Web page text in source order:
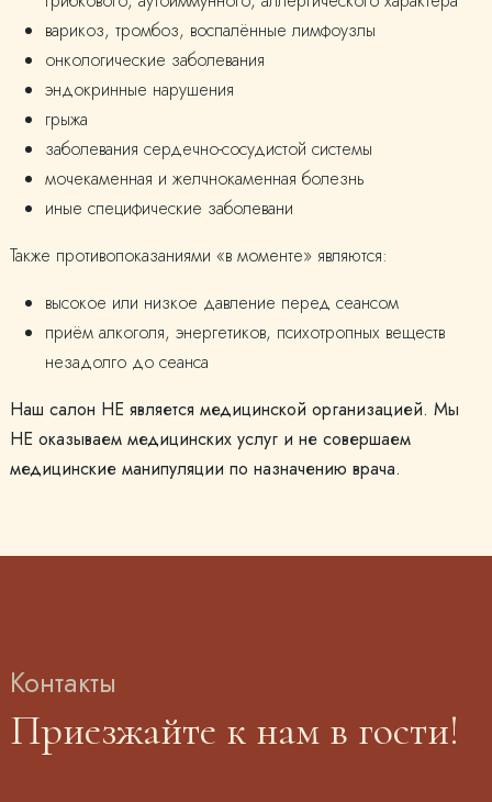
варикоз, тромбоз, воспалённые лимфоузлы
онкологические заболевания
эндокринные нарушения
грыжа
заболевания сердечно-сосудистой системы
мочекаменная и желчнокаменная болезнь
иные специфические заболевани
Также противопоказаниями «в моменте» являются:
высокое или низкое давление перед сеансом
приём алкоголя, энергетиков, психотропных веществ
незадолго до сеанса
Наш салон НЕ является медицинской организацией. Мы
НЕ оказываем медицинских услуг и не совершаем
медицинские манипуляции по назначению врача.
Контакты
Приезжайте к нам в гости!